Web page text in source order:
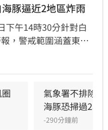
尼】Q3亮眼　幕後推手
前
「同事抽菸味道」不敢
豚逼近2地區炸雨
下午14時30分針對白
，警戒範圍涵蓋東北
風險分析師林孝儒提
度以上。下週一起颱風
雨熱區將轉向中南
氣象署不排除
海豚恐掃過2地
-290分鐘前